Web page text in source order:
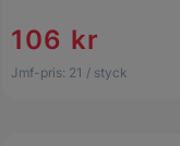
106 kr
Jmf-pris: 21 / styck